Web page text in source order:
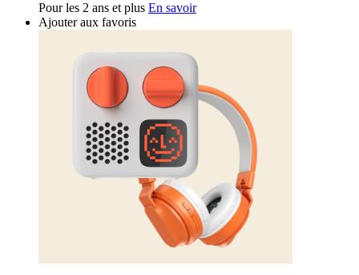
Pour les 2 ans et plus En savoir
Ajouter aux favoris